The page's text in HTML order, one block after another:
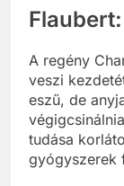
A regény
veszi
eszű, de
tudása
gyógyszerek